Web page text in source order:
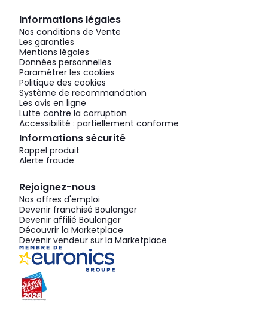
Informations légales
Nos conditions de Vente
Les garanties
Mentions légales
Données personnelles
Paramétrer les cookies
Politique des cookies
Système de recommandation
Les avis en ligne
Lutte contre la corruption
Accessibilité : partiellement conforme
Informations sécurité
Rappel produit
Alerte fraude
Rejoignez-nous
Nos offres d'emploi
Devenir franchisé Boulanger
Devenir affilié Boulanger
Découvrir la Marketplace
Devenir vendeur sur la Marketplace